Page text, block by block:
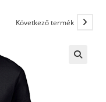
Következő termék